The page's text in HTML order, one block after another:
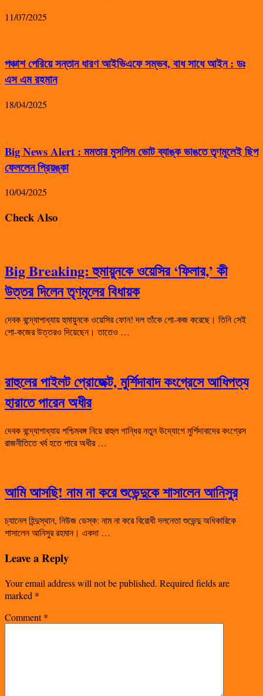
11/07/2025
পঞ্চাশ পেরিয়ে সন্তান ধারণ আইভিএফে সম্ভব, বাধ সাধে আইন : ডঃ
এস এম রহমান
18/04/2025
Big News Alert : মমতার মুসলিম ভোট ব্যাঙ্ক ভাঙতে তৃণমূলেই ছিপ
ফেললেন প্রিয়ঙ্কা
10/04/2025
Check Also
Big Breaking: হুমায়ুনকে ওয়েসির ‘ফিলার,’ কী
উত্তর দিলেন তৃণমূলের বিধায়ক
দেবক বন্দ্যোপাধ্যায় হুমায়ুনকে ওয়েসির ফোন! দল তাঁকে শো-কজ করেছে। তিনি সেই
শো-কজের উত্তরও দিয়েছেন। তাতেও …
রাহুলের পাইলট প্রোজেক্ট, মুর্শিদাবাদ কংগ্রেসে আধিপত্য
হারাতে পারেন অধীর
দেবক বন্দ্যোপাধ্যায় পশ্চিমবঙ্গ নিয়ে রাহুল গান্ধির নতুন উদ্যোগে মুর্শিদাবাদের কংগ্রেস
রাজনীতিতে খর্ব হতে পারে অধীর …
আমি আসছি! নাম না করে শুভেন্দুকে শাসালেন আনিসুর
চ্যানেল হিন্দুস্থান, নিউজ ডেস্ক: নাম না করে বিরোধী দলনেতা শুভেন্দু অধিকারিকে
শাসালেন আনিসুর রহমান। একদা …
Leave a Reply
Your email address will not be published. Required fields are
marked *
Comment*